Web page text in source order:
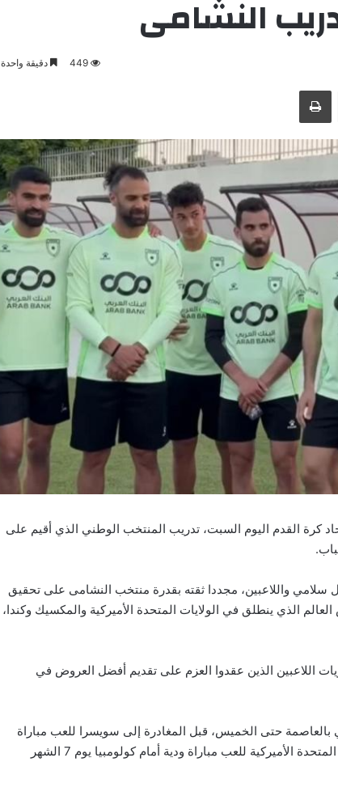
النشامى
449 دقيقة واحدة
كرة القدم اليوم السبت، تدريب المنتخب الوطني الذي أقيم على
واللاعبين، مجددا ثقته بقدرة منتخب النشامى على تحقيق
الذي ينطلق في الولايات المتحدة الأميركية والمكسيك وكندا،
اللاعبين الذين عقدوا العزم على تقديم أفضل العروض في
حتى الخميس، قبل المغادرة إلى سويسرا للعب مباراة
ودية مع المنتخب السويسري، وثم التوجه للولايات المتحدة الأميركية للعب مباراة ودية أمام كولومبيا يوم 7 الشهر